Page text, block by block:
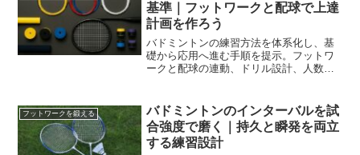
基準｜フットワークと配球で上達
計画を作ろう
バドミントンの練習方法を体系化し、基
礎から応用へ進む手順を提示。フットワ
ークと配球の連動、ドリル設計、人数や
フットワークを鍛える
バドミントンのインターバルを試
合強度で磨く｜持久と瞬発を両立
する練習設計